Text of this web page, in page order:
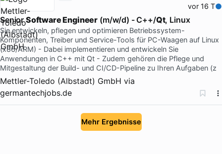
vor 16 T
SeniorSoftware Engineer (m/w/d) - C++/Qt, Linux
Sie entwickeln, pflegen und optimieren Betriebssystem-
Komponenten, Treiber und Service-Tools für PC-Waagen auf Linux
(x86/ARM) - Dabei implementieren und entwickeln Sie
Anwendungen in C++ mit Qt - Zudem gehören die Pflege und
Mitgestaltung der Build- und CI/CD-Pipeline zu Ihren Aufgaben (z
Mettler-Toledo (Albstadt) GmbH via
germantechjobs.de
Mehr Ergebnisse